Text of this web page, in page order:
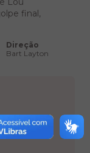
final,
Direção
Bart Layton